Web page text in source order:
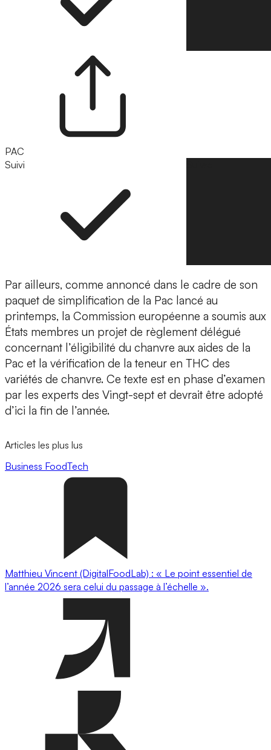
PAC
Suivi
Par ailleurs, comme annoncé dans le cadre de son
paquet de simplification de la Pac lancé au
printemps, la Commission européenne a soumis aux
États membres un projet de règlement délégué
concernant l’éligibilité du chanvre aux aides de la
Pac et la vérification de la teneur en THC des
variétés de chanvre. Ce texte est en phase d’examen
par les experts des Vingt-sept et devrait être adopté
d’ici la fin de l’année.
Articles les plus lus
Business FoodTech
Matthieu Vincent (DigitalFoodLab) : « Le point essentiel de
l’année 2026 sera celui du passage à l’échelle ».